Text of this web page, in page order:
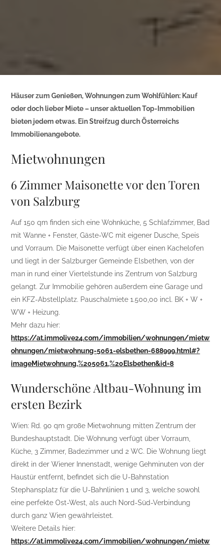
Häuser zum Genießen, Wohnungen zum Wohlfühlen: Kauf
oder doch lieber Miete – unser aktuellen Top-Immobilien
bieten jedem etwas. Ein Streifzug durch Österreichs
Immobilienangebote.
Mietwohnungen
6 Zimmer Maisonette vor den Toren
von Salzburg
Auf 150 qm finden sich eine Wohnküche, 5 Schlafzimmer, Bad
mit Wanne + Fenster, Gäste-WC mit eigener Dusche, Speis
und Vorraum. Die Maisonette verfügt über einen Kachelofen
und liegt in der Salzburger Gemeinde Elsbethen, von der
man in rund einer Viertelstunde ins Zentrum von Salzburg
gelangt. Zur Immobilie gehören außerdem eine Garage und
ein KFZ-Abstellplatz. Pauschalmiete 1.500,00 incl. BK + W +
WW + Heizung.
Mehr dazu hier:
https://at.immolive24.com/immobilien/wohnungen/mietw
ohnungen/mietwohnung-5061-elsbethen-688999.html#?
imageMietwohnung,%205061,%20Elsbethen&id=8
Wunderschöne Altbau-Wohnung im
ersten Bezirk
Wien: Rd. 90 qm große Mietwohnung mitten Zentrum der
Bundeshauptstadt. Die Wohnung verfügt über Vorraum,
Küche, 3 Zimmer, Badezimmer und 2 WC. Die Wohnung liegt
direkt in der Wiener Innenstadt, wenige Gehminuten von der
Haustür entfernt, befindet sich die U-Bahnstation
Stephansplatz für die U-Bahnlinien 1 und 3, welche sowohl
eine perfekte Ost-West, als auch Nord-Süd-Verbindung
durch ganz Wien gewährleistet.
Weitere Details hier:
https://at.immolive24.com/immobilien/wohnungen/mietw